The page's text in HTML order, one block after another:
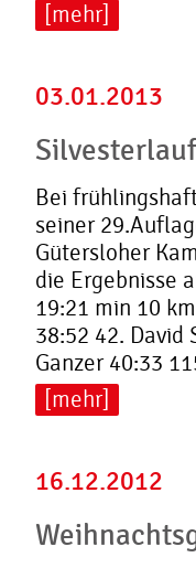
[mehr]
03.01.2013
Bei
seiner
Gütersloher
die Ergebnisse
19:21 min 10
38:52 42. David
Ganzer 40:33
[mehr]
16.12.2012